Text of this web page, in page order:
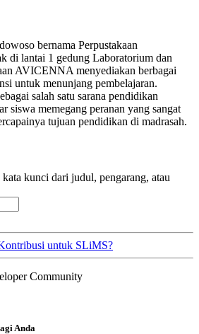
bernama Perpustakaan
di lantai 1 gedung Laboratorium dan
AVICENNA menyediakan berbagai
untuk menunjang pembelajaran.
salah satu sarana pendidikan
siswa memegang peranan yang sangat
tujuan pendidikan di madrasah.
kunci dari judul, pengarang, atau
untuk SLiMS?
Community
Anda